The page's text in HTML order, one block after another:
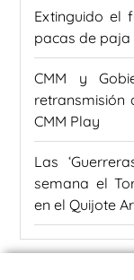
Extinguido el
pacas de
CMM y
retransmisión
CMM Play
Las
semana el
en el Quijote